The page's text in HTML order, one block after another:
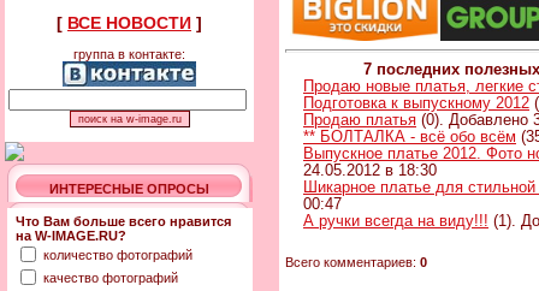
[ ВСЕ НОВОСТИ ]
группа в контакте:
ИНТЕРЕСНЫЕ ОПРОСЫ
Что Вам больше всего нравится
на W-IMAGE.RU?
количество фотографий
качество фотографий
7 последних
Продаю новые платья, легкие
Подготовка к выпускному 2012
Продаю платья (0). Добавлено
** БОЛТАЛКА - всё обо всём
Выпускное платье 2012. Фото
24.05.2012 в 18:30
Шикарное платье для
00:47
А ручки всегда на виду!!! (1).
Всего комментариев: 0